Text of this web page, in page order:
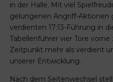
in der Halle. Mit viel
gelungenen Angriff-Aktionen
verdienten 17:13-Führung in
Tabellenführer vier Tore
Zeitpunkt mehr als verdient
unserer Entwicklung.
Nach dem Seitenwechsel